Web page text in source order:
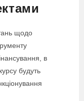
щодо
в
будуть